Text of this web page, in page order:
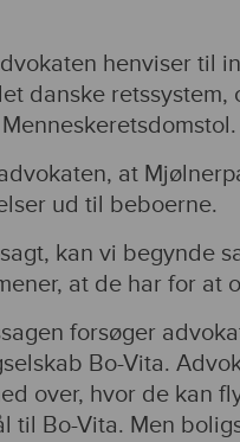
henviser til
danske
at
ud til beboerne.
kan vi begynde
at de har for at
forsøger
Bo-Vita.
over, hvor de kan
til Bo-Vita. Men